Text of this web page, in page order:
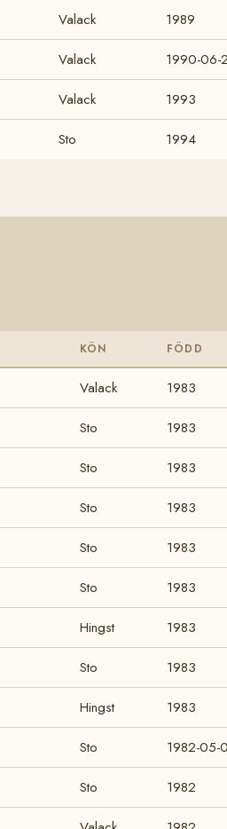
Valack 1989
Valack 1990-06-
Valack 1993
Sto 1994
KÖN FÖDD
Valack 1983
Sto 1983
Sto 1983
Sto 1983
Sto 1983
Sto 1983
Hingst 1983
Sto 1983
Hingst 1983
Sto 1982-05-
Sto 1982